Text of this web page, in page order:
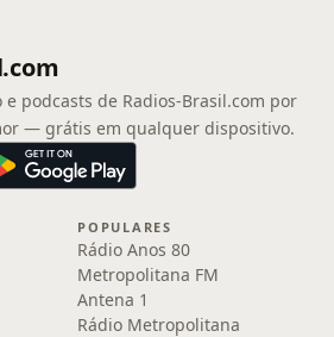
e podcasts de Radios-Brasil.com por
— grátis em qualquer dispositivo.
POPULARES
Rádio Anos 80
Metropolitana FM
Antena 1
Rádio Metropolitana